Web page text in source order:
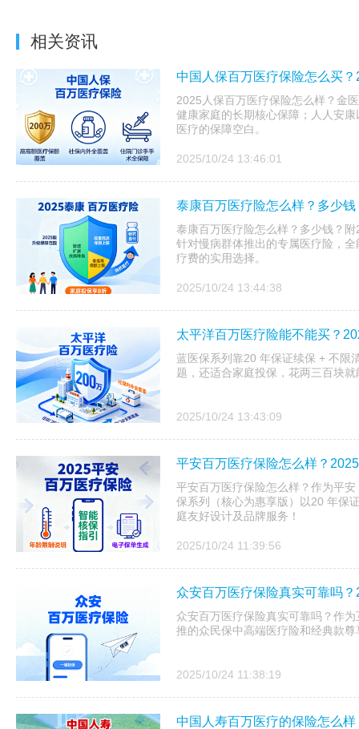
相关资讯
中国人保百万医疗保险怎么买
2025人保百万医疗保险怎么样？金
健康家庭的长期核心保障；人人安
医疗的保障空白。
2025/10/24 13:46:01
泰康百万医疗险怎么样？多少
泰康百万医疗险怎么样？多少钱？
针对慢病群体推出的专属医疗险，
疗费的实用选择。
2025/10/24 13:44:38
太平洋百万医疗险能不能买？
蓝医保系列靠20 年保证续保 + 不限
题，还适合家庭投保，花两三百块
2025/10/24 13:43:09
平安百万医疗保险怎么样？
平安百万医疗保险怎么样？作为平
保系列（核心为惠享版）以20 年保
庭友好设计及品牌服务！
2025/10/24 11:39:56
众安百万医疗保险真实可靠吗
众安百万医疗保险真实可靠吗？作
推的众民保中高端医疗险和经典款
2025/10/24 11:38:19
中国人寿百万医疗的保险怎么